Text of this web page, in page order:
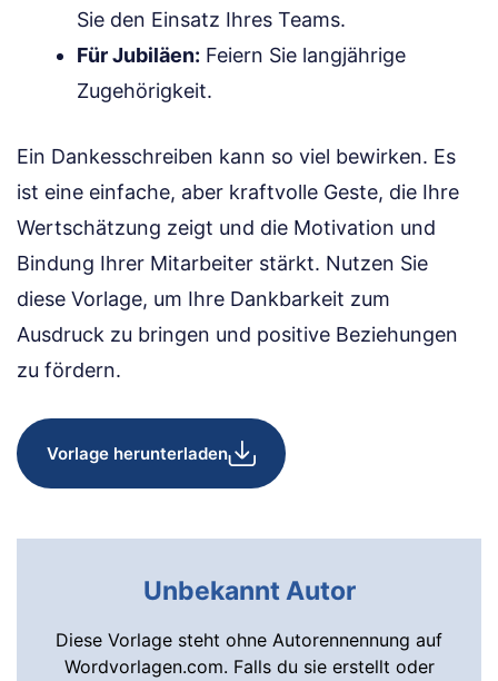
Sie den Einsatz Ihres Teams.
Für Jubiläen: Feiern Sie langjährige
Zugehörigkeit.
Ein Dankesschreiben kann so viel bewirken. Es
ist eine einfache, aber kraftvolle Geste, die Ihre
Wertschätzung zeigt und die Motivation und
Bindung Ihrer Mitarbeiter stärkt. Nutzen Sie
diese Vorlage, um Ihre Dankbarkeit zum
Ausdruck zu bringen und positive Beziehungen
zu fördern.
Vorlage herunterladen
Unbekannt Autor
Diese Vorlage steht ohne Autorennennung auf
Wordvorlagen.com. Falls du sie erstellt oder